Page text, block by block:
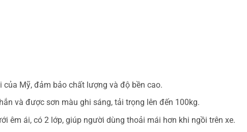
Mỹ, đảm bảo chất lượng và độ bền cao.
và được sơn màu ghi sáng, tải trọng lên đến 100kg.
êm ái, có 2 lớp, giúp người dùng thoải mái hơn khi ngồi trên xe.